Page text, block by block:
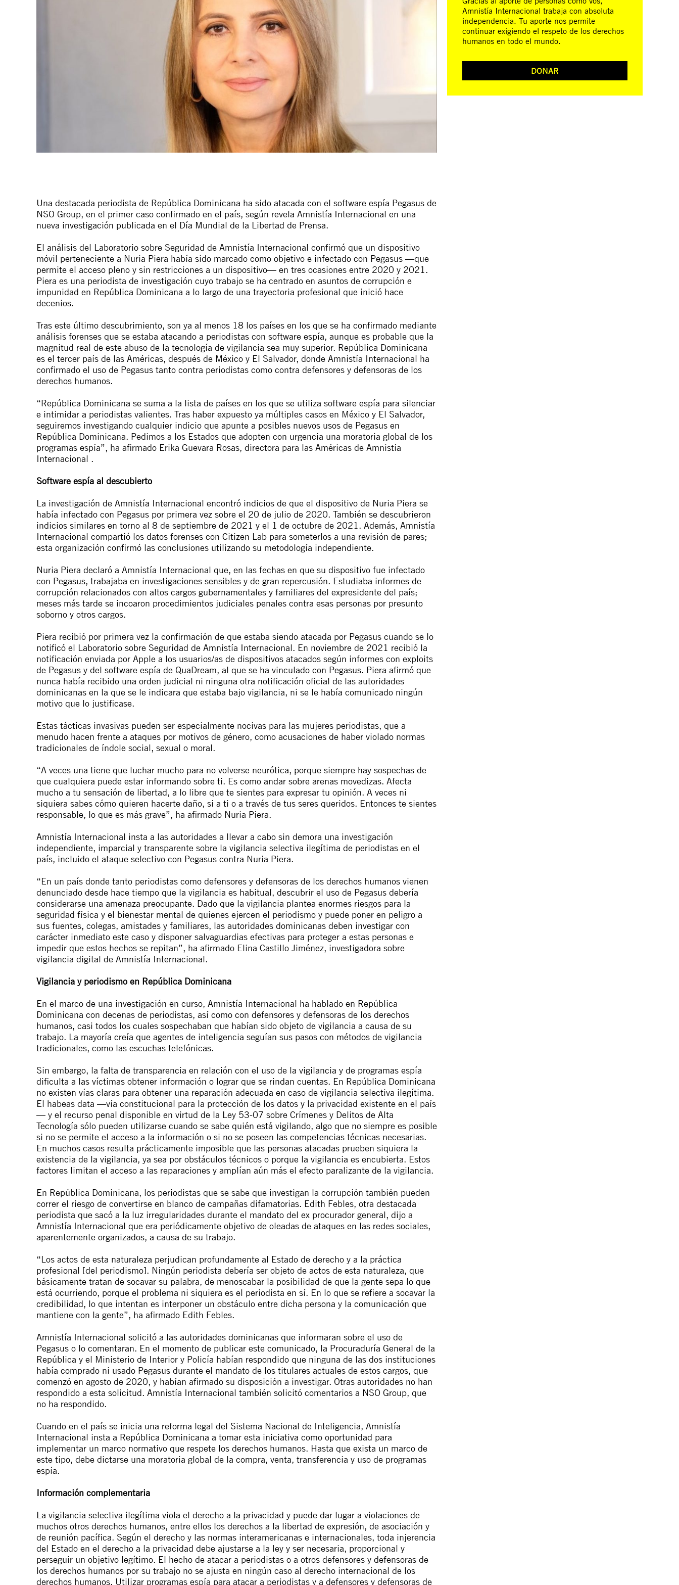
Una destacada periodista de República Dominicana ha sido atacada con el software espía Pegasus de
NSO Group, en el primer caso confirmado en el país, según revela Amnistía Internacional en una
nueva investigación publicada en el Día Mundial de la Libertad de Prensa.
El análisis del Laboratorio sobre Seguridad de Amnistía Internacional confirmó que un dispositivo
móvil perteneciente a Nuria Piera había sido marcado como objetivo e infectado con Pegasus —que
permite el acceso pleno y sin restricciones a un dispositivo— en tres ocasiones entre 2020 y 2021.
Piera es una periodista de investigación cuyo trabajo se ha centrado en asuntos de corrupción e
impunidad en República Dominicana a lo largo de una trayectoria profesional que inició hace
decenios.
Tras este último descubrimiento, son ya al menos 18 los países en los que se ha confirmado mediante
análisis forenses que se estaba atacando a periodistas con software espía, aunque es probable que la
magnitud real de este abuso de la tecnología de vigilancia sea muy superior. República Dominicana
es el tercer país de las Américas, después de México y El Salvador, donde Amnistía Internacional ha
confirmado el uso de Pegasus tanto contra periodistas como contra defensores y defensoras de los
derechos humanos.
“República Dominicana se suma a la lista de países en los que se utiliza software espía para silenciar
e intimidar a periodistas valientes. Tras haber expuesto ya múltiples casos en México y El Salvador,
seguiremos investigando cualquier indicio que apunte a posibles nuevos usos de Pegasus en
República Dominicana. Pedimos a los Estados que adopten con urgencia una moratoria global de los
programas espía”, ha afirmado Erika Guevara Rosas, directora para las Américas de Amnistía
Internacional .
Software espía al descubierto
La investigación de Amnistía Internacional encontró indicios de que el dispositivo de Nuria Piera se
había infectado con Pegasus por primera vez sobre el 20 de julio de 2020. También se descubrieron
indicios similares en torno al 8 de septiembre de 2021 y el 1 de octubre de 2021. Además, Amnistía
Internacional compartió los datos forenses con Citizen Lab para someterlos a una revisión de pares;
esta organización confirmó las conclusiones utilizando su metodología independiente.
Nuria Piera declaró a Amnistía Internacional que, en las fechas en que su dispositivo fue infectado
con Pegasus, trabajaba en investigaciones sensibles y de gran repercusión. Estudiaba informes de
corrupción relacionados con altos cargos gubernamentales y familiares del expresidente del país;
meses más tarde se incoaron procedimientos judiciales penales contra esas personas por presunto
soborno y otros cargos.
Piera recibió por primera vez la confirmación de que estaba siendo atacada por Pegasus cuando se lo
notificó el Laboratorio sobre Seguridad de Amnistía Internacional. En noviembre de 2021 recibió la
notificación enviada por Apple a los usuarios/as de dispositivos atacados según informes con exploits
de Pegasus y del software espía de QuaDream, al que se ha vinculado con Pegasus. Piera afirmó que
nunca había recibido una orden judicial ni ninguna otra notificación oficial de las autoridades
dominicanas en la que se le indicara que estaba bajo vigilancia, ni se le había comunicado ningún
motivo que lo justificase.
Estas tácticas invasivas pueden ser especialmente nocivas para las mujeres periodistas, que a
menudo hacen frente a ataques por motivos de género, como acusaciones de haber violado normas
tradicionales de índole social, sexual o moral.
“A veces una tiene que luchar mucho para no volverse neurótica, porque siempre hay sospechas de
que cualquiera puede estar informando sobre ti. Es como andar sobre arenas movedizas. Afecta
mucho a tu sensación de libertad, a lo libre que te sientes para expresar tu opinión. A veces ni
siquiera sabes cómo quieren hacerte daño, si a ti o a través de tus seres queridos. Entonces te sientes
responsable, lo que es más grave”, ha afirmado Nuria Piera.
Amnistía Internacional insta a las autoridades a llevar a cabo sin demora una investigación
independiente, imparcial y transparente sobre la vigilancia selectiva ilegítima de periodistas en el
país, incluido el ataque selectivo con Pegasus contra Nuria Piera.
“En un país donde tanto periodistas como defensores y defensoras de los derechos humanos vienen
denunciado desde hace tiempo que la vigilancia es habitual, descubrir el uso de Pegasus debería
considerarse una amenaza preocupante. Dado que la vigilancia plantea enormes riesgos para la
seguridad física y el bienestar mental de quienes ejercen el periodismo y puede poner en peligro a
sus fuentes, colegas, amistades y familiares, las autoridades dominicanas deben investigar con
carácter inmediato este caso y disponer salvaguardias efectivas para proteger a estas personas e
impedir que estos hechos se repitan”, ha afirmado Elina Castillo Jiménez, investigadora sobre
vigilancia digital de Amnistía Internacional.
Vigilancia y periodismo en República Dominicana
En el marco de una investigación en curso, Amnistía Internacional ha hablado en República
Dominicana con decenas de periodistas, así como con defensores y defensoras de los derechos
humanos, casi todos los cuales sospechaban que habían sido objeto de vigilancia a causa de su
trabajo. La mayoría creía que agentes de inteligencia seguían sus pasos con métodos de vigilancia
tradicionales, como las escuchas telefónicas.
Sin embargo, la falta de transparencia en relación con el uso de la vigilancia y de programas espía
dificulta a las víctimas obtener información o lograr que se rindan cuentas. En República Dominicana
no existen vías claras para obtener una reparación adecuada en caso de vigilancia selectiva ilegítima.
El habeas data —vía constitucional para la protección de los datos y la privacidad existente en el país
— y el recurso penal disponible en virtud de la Ley 53-07 sobre Crímenes y Delitos de Alta
Tecnología sólo pueden utilizarse cuando se sabe quién está vigilando, algo que no siempre es posible
si no se permite el acceso a la información o si no se poseen las competencias técnicas necesarias.
En muchos casos resulta prácticamente imposible que las personas atacadas prueben siquiera la
existencia de la vigilancia, ya sea por obstáculos técnicos o porque la vigilancia es encubierta. Estos
factores limitan el acceso a las reparaciones y amplían aún más el efecto paralizante de la vigilancia.
En República Dominicana, los periodistas que se sabe que investigan la corrupción también pueden
correr el riesgo de convertirse en blanco de campañas difamatorias. Edith Febles, otra destacada
periodista que sacó a la luz irregularidades durante el mandato del ex procurador general, dijo a
Amnistía Internacional que era periódicamente objetivo de oleadas de ataques en las redes sociales,
aparentemente organizados, a causa de su trabajo.
“Los actos de esta naturaleza perjudican profundamente al Estado de derecho y a la práctica
profesional [del periodismo]. Ningún periodista debería ser objeto de actos de esta naturaleza, que
básicamente tratan de socavar su palabra, de menoscabar la posibilidad de que la gente sepa lo que
está ocurriendo, porque el problema ni siquiera es el periodista en sí. En lo que se refiere a socavar la
credibilidad, lo que intentan es interponer un obstáculo entre dicha persona y la comunicación que
mantiene con la gente”, ha afirmado Edith Febles.
Amnistía Internacional solicitó a las autoridades dominicanas que informaran sobre el uso de
Pegasus o lo comentaran. En el momento de publicar este comunicado, la Procuraduría General de la
República y el Ministerio de Interior y Policía habían respondido que ninguna de las dos instituciones
había comprado ni usado Pegasus durante el mandato de los titulares actuales de estos cargos, que
comenzó en agosto de 2020, y habían afirmado su disposición a investigar. Otras autoridades no han
respondido a esta solicitud. Amnistía Internacional también solicitó comentarios a NSO Group, que
no ha respondido.
Cuando en el país se inicia una reforma legal del Sistema Nacional de Inteligencia, Amnistía
Internacional insta a República Dominicana a tomar esta iniciativa como oportunidad para
implementar un marco normativo que respete los derechos humanos. Hasta que exista un marco de
este tipo, debe dictarse una moratoria global de la compra, venta, transferencia y uso de programas
espía.
Información complementaria
La vigilancia selectiva ilegítima viola el derecho a la privacidad y puede dar lugar a violaciones de
muchos otros derechos humanos, entre ellos los derechos a la libertad de expresión, de asociación y
de reunión pacífica. Según el derecho y las normas interamericanas e internacionales, toda injerencia
del Estado en el derecho a la privacidad debe ajustarse a la ley y ser necesaria, proporcional y
perseguir un objetivo legítimo. El hecho de atacar a periodistas o a otros defensores y defensoras de
los derechos humanos por su trabajo no se ajusta en ningún caso al derecho internacional de los
derechos humanos. Utilizar programas espía para atacar a periodistas y a defensores y defensoras de
Amnistía Internacional trabaja con absoluta
independencia. Tu aporte nos permite
continuar exigiendo el respeto de los derechos
humanos en todo el mundo.
DONAR